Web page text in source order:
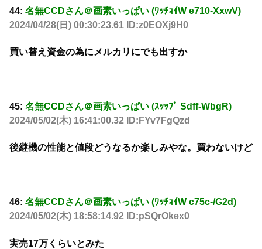
44: 名無CCDさん＠画素いっぱい (ﾜｯﾁｮｲW e710-XxwV)
2024/04/28(日) 00:30:23.61 ID:z0EOXj9H0
買い替え資金の為にメルカリにでも出すか
45: 名無CCDさん＠画素いっぱい (ｽｯｯﾌﾟ Sdff-WbgR)
2024/05/02(木) 16:41:00.32 ID:FYv7FgQzd
後継機の性能と値段どうなるか楽しみやな。買わないけど
46: 名無CCDさん＠画素いっぱい (ﾜｯﾁｮｲW c75c-/G2d)
2024/05/02(木) 18:58:14.92 ID:pSQrOkex0
実売17万くらいとみた